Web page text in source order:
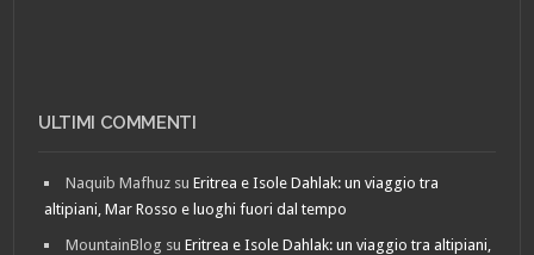
ULTIMI COMMENTI
Naquib Mafhuz suEritrea e Isole Dahlak: un viaggio tra
altipiani, Mar Rosso e luoghi fuori dal tempo
MountainBlog suEritrea e Isole Dahlak: un viaggio tra altipiani,